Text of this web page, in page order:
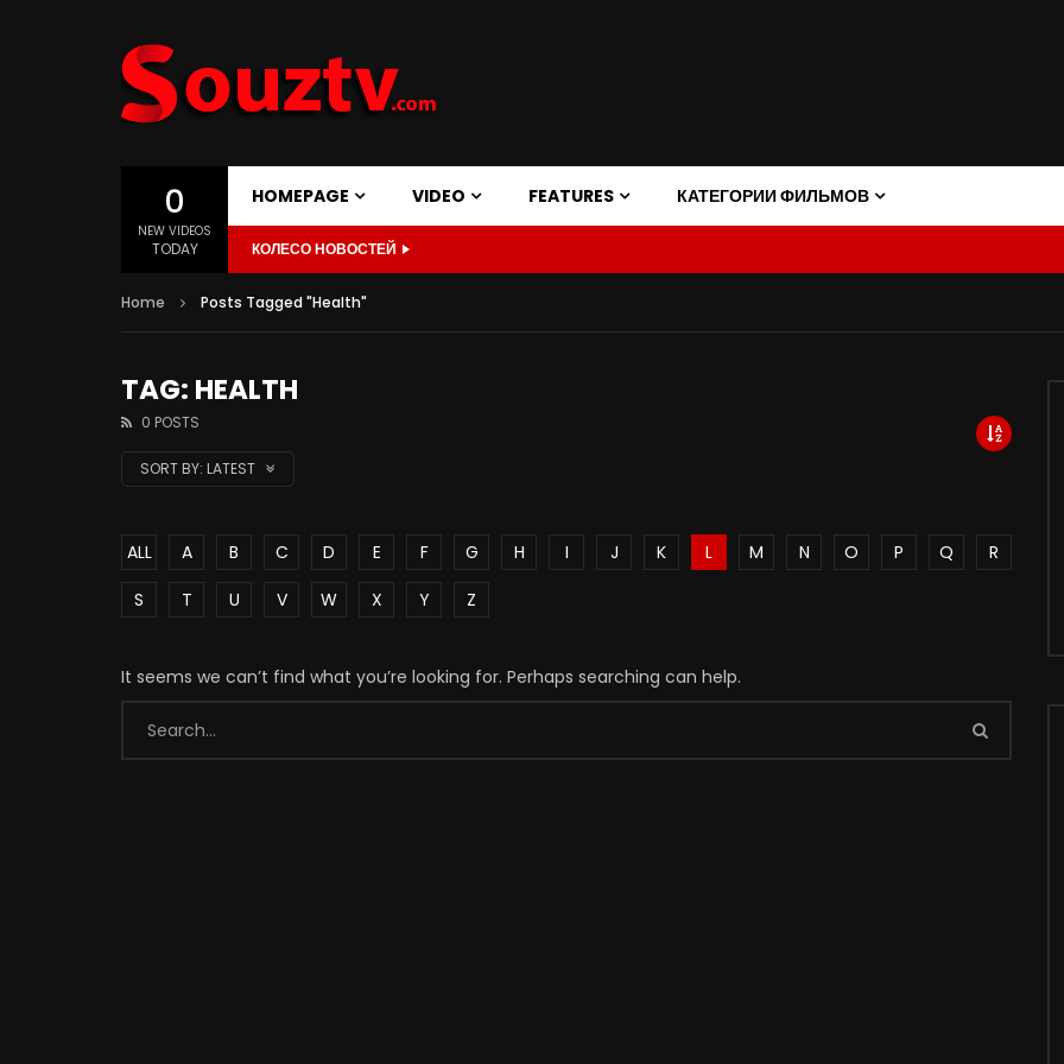
0
NEW VIDEOS
TODAY
HOMEPAGE VIDEO FEATURES КАТЕГОРИИ ФИЛЬМОВ
КОЛЕСО НОВОСТЕЙ
Home Posts Tagged "Health"
TAG: HEALTH
0 POSTS
SORT BY: LATEST
ALL A B C D E F G H I J K L M N O P Q
R
S
T U V W X Y Z
It seems we can’t find what you’re looking for. Perhaps searching can help.